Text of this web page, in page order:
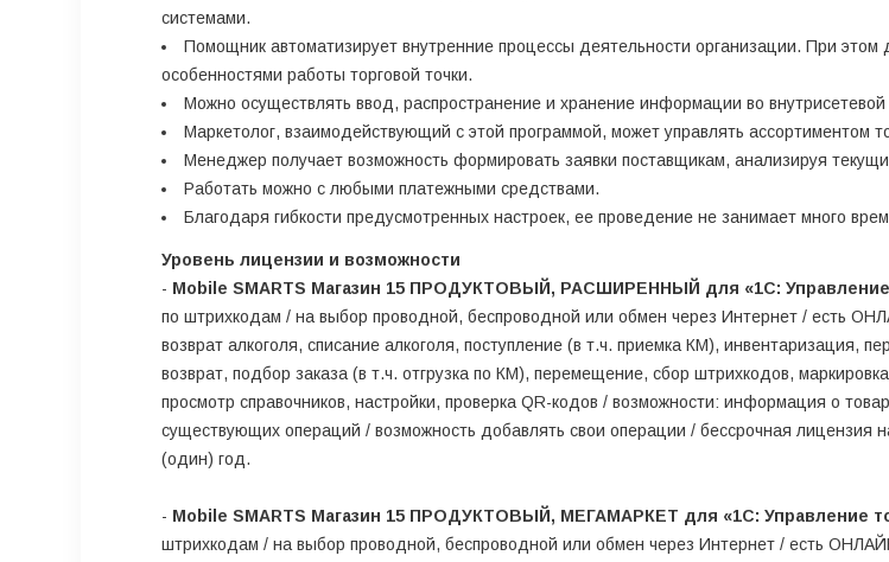
системами.
Помощник автоматизирует внутренние процессы деятельности организации. При этом
особенностями работы торговой точки.
Можно осуществлять ввод, распространение и хранение информации во
Маркетолог, взаимодействующий с этой программой, может управлять ассортиментом
Менеджер получает возможность формировать заявки поставщикам, анализируя
Работать можно с любыми платежными средствами.
Благодаря гибкости предусмотренных настроек, ее проведение не занимает много
Уровень лицензии и возможности
- Mobile SMARTS Магазин 15 ПРОДУКТОВЫЙ, РАСШИРЕННЫЙ для «1С: Управление
по штрихкодам / на выбор проводной, беспроводной или обмен через Интернет / есть
возврат алкоголя, списание алкоголя, поступление (в т.ч. приемка КМ), инвентаризация,
возврат, подбор заказа (в т.ч. отгрузка по КМ), перемещение, сбор штрихкодов,
просмотр справочников, настройки, проверка QR-кодов / возможности: информация о
существующих операций / возможность добавлять свои операции / бессрочная лицензия
(один) год.
- Mobile SMARTS Магазин 15 ПРОДУКТОВЫЙ, МЕГАМАРКЕТ для «1С: Управление
штрихкодам / на выбор проводной, беспроводной или обмен через Интернет / есть